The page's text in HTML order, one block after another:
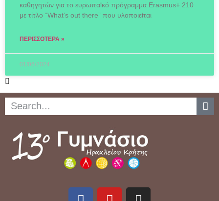
καθηγητών για το ευρωπαϊκό πρόγραμμα Erasmus+ 210
με τίτλο “What’s out there” που υλοποιείται
ΠΕΡΙΣΣΌΤΕΡΑ »
01/06/2024